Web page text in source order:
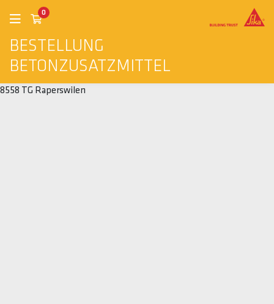
BESTELLUNG
BETONZUSATZMITTEL
0
8558 TG Raperswilen